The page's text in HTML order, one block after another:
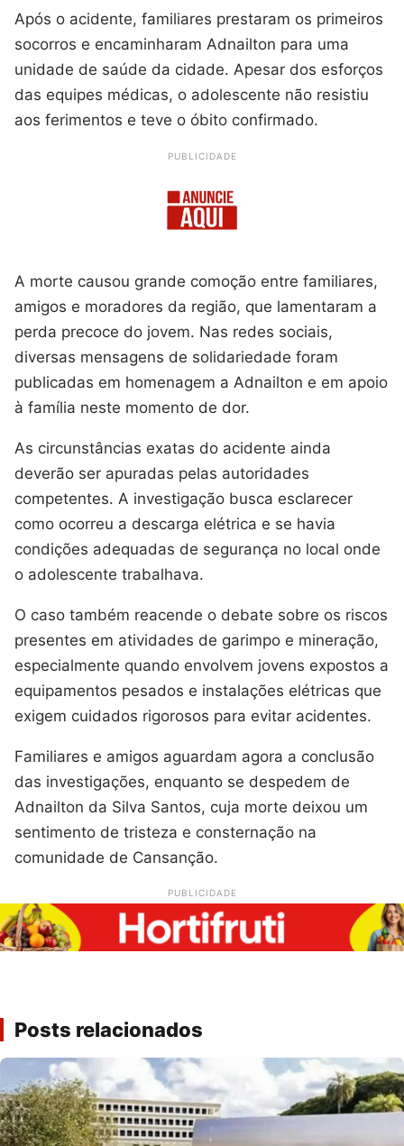
Após o acidente, familiares prestaram os primeiros
socorros e encaminharam Adnailton para uma
unidade de saúde da cidade. Apesar dos esforços
das equipes médicas, o adolescente não resistiu
aos ferimentos e teve o óbito confirmado.
PUBLICIDADE
A morte causou grande comoção entre familiares,
amigos e moradores da região, que lamentaram a
perda precoce do jovem. Nas redes sociais,
diversas mensagens de solidariedade foram
publicadas em homenagem a Adnailton e em apoio
à família neste momento de dor.
As circunstâncias exatas do acidente ainda
deverão ser apuradas pelas autoridades
competentes. A investigação busca esclarecer
como ocorreu a descarga elétrica e se havia
condições adequadas de segurança no local onde
o adolescente trabalhava.
O caso também reacende o debate sobre os riscos
presentes em atividades de garimpo e mineração,
especialmente quando envolvem jovens expostos a
equipamentos pesados e instalações elétricas que
exigem cuidados rigorosos para evitar acidentes.
Familiares e amigos aguardam agora a conclusão
das investigações, enquanto se despedem de
Adnailton da Silva Santos, cuja morte deixou um
sentimento de tristeza e consternação na
comunidade de Cansanção.
PUBLICIDADE
Posts relacionados